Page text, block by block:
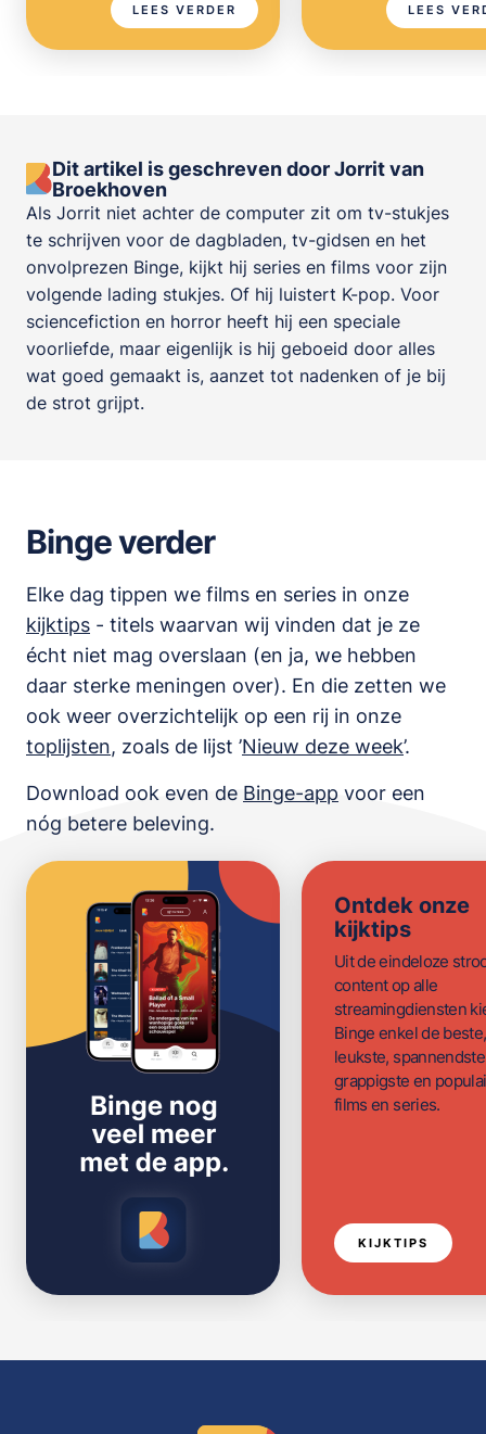
LEES VERDER LEES
Dit artikel is geschreven door Jorrit van
Broekhoven
Als Jorrit niet achter de computer zit om tv-stukjes
te schrijven voor de dagbladen, tv-gidsen en het
onvolprezen Binge, kijkt hij series en films voor zijn
volgende lading stukjes. Of hij luistert K-pop. Voor
sciencefiction en horror heeft hij een speciale
voorliefde, maar eigenlijk is hij geboeid door alles
wat goed gemaakt is, aanzet tot nadenken of je bij
de strot grijpt.
Binge verder
Elke dag tippen we films en series in onze
kijktips - titels waarvan wij vinden dat je ze
écht niet mag overslaan (en ja, we hebben
daar sterke meningen over). En die zetten we
ook weer overzichtelijk op een rij in onze
toplijsten, zoals de lijst ’Nieuw deze week’.
Download ook even de Binge-app voor een
nóg betere beleving.
Ontdek onze
kijktips
Uit de eindeloze
content op alle
streamingdiensten
Binge enkel de beste,
leukste,
grappigste en
films en series.
KIJKTIPS